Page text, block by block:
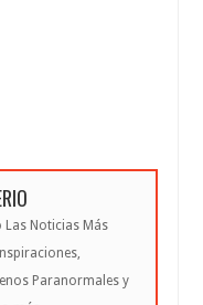
Las Noticias Más
Paranormales y